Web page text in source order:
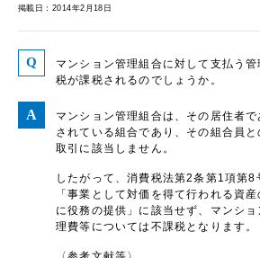
掲載日：2014年2月18日
マンション管理組合に対して支払う
税が課税されるのでしょうか。
マンション管理組合は、その居住者
されている組合であり、その組合員
取引に該当しません。
したがって、消費税法第2条第1項第8
「事業として対価を得て行われる資
に役務の提供」に該当せず、マンシ
理費等については不課税となります。